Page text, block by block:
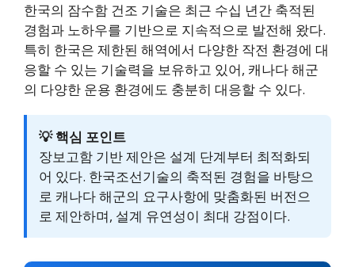
한국의 잠수함 건조 기술은 최근 수십 년간 축적된
경험과 노하우를 기반으로 지속적으로 발전해 왔다.
특히 한국은 제한된 해역에서 다양한 작전 환경에 대
응할 수 있는 기술력을 보유하고 있어, 캐나다 해군
의 다양한 운용 환경에도 충분히 대응할 수 있다.
💡 핵심 포인트
장보고함 기반 제안은 설계 단계부터 최적화되
어 있다. 한국조선기술의 축적된 경험을 바탕으
로 캐나다 해군의 요구사항에 맞춤화된 버전으
로 제안하며, 설계 유연성이 최대 강점이다.